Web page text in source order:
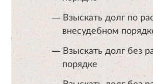
Взыскать долг по
внесудебном
Взыскать долг без
порядке